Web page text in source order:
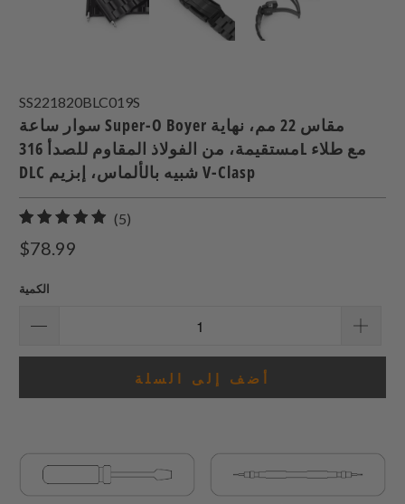
SS221820BLC019S
سوار ساعة Super-O Boyer مقاس 22 مم، نهاية
مستقيمة، من الفولاذ المقاوم للصدأ 316L مع طلاء
DLC شبيه بالألماس، إبزيم V-Clasp
(5)
$78.99
الكمية
أضف إلى السلة